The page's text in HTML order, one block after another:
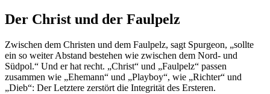
Der Christ und der Faulpelz
Zwischen dem Christen und dem Faulpelz, sagt Spurgeon, „sollte
ein so weiter Abstand bestehen wie zwischen dem Nord- und
Südpol.“ Und er hat recht. „Christ“ und „Faulpelz“ passen
zusammen wie „Ehemann“ und „Playboy“, wie „Richter“ und
„Dieb“: Der Letztere zerstört die Integrität des Ersteren.